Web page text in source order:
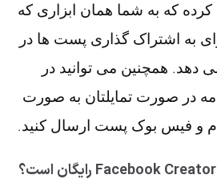
کرده که به شما همان ابزاری که
به اشتراک گذاری پست ها در
می دهد. همچنین می توانید در
در صورت تمایلتان به صورت
و فیس بوک پست ارسال کنید.